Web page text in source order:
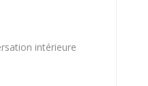
intérieure